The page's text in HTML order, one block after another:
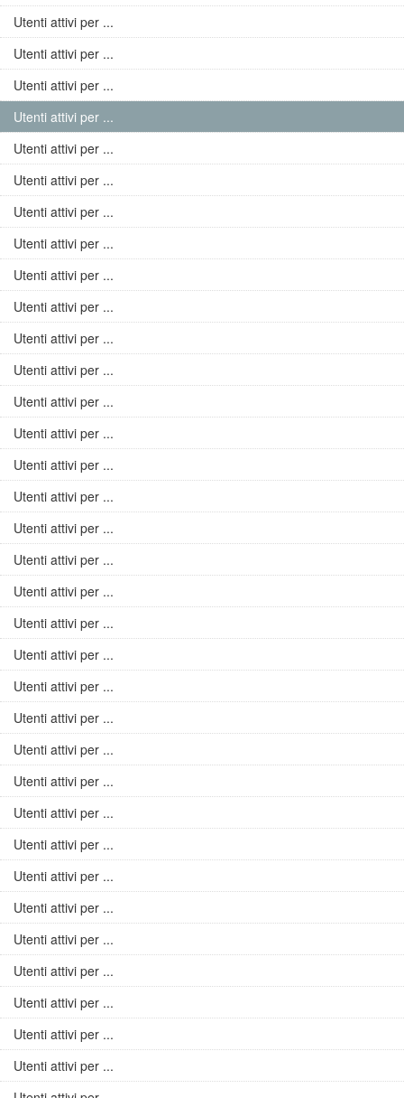
Utenti attivi per ...
Utenti attivi per ...
Utenti attivi per ...
Utenti attivi per ...
Utenti attivi per ...
Utenti attivi per ...
Utenti attivi per ...
Utenti attivi per ...
Utenti attivi per ...
Utenti attivi per ...
Utenti attivi per ...
Utenti attivi per ...
Utenti attivi per ...
Utenti attivi per ...
Utenti attivi per ...
Utenti attivi per ...
Utenti attivi per ...
Utenti attivi per ...
Utenti attivi per ...
Utenti attivi per ...
Utenti attivi per ...
Utenti attivi per ...
Utenti attivi per ...
Utenti attivi per ...
Utenti attivi per ...
Utenti attivi per ...
Utenti attivi per ...
Utenti attivi per ...
Utenti attivi per ...
Utenti attivi per ...
Utenti attivi per ...
Utenti attivi per ...
Utenti attivi per ...
Utenti attivi per ...